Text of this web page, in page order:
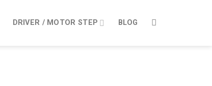
DRIVER / MOTOR STEP BLOG